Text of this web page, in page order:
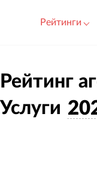
Рейтинги
Рейтинг
Услуги